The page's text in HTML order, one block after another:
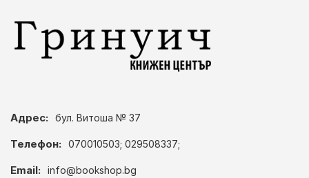
Адрес: бул. Витоша № 37
Телефон: 070010503; 029508337;
Email: info@bookshop.bg